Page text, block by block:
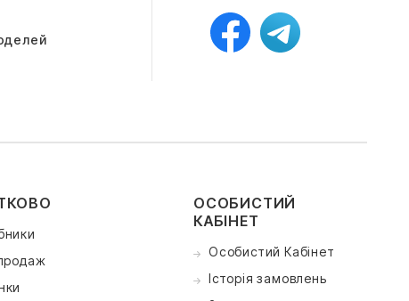
ОСОБИСТИЙ
КАБІНЕТ
Особистий Кабінет
Історія замовлень